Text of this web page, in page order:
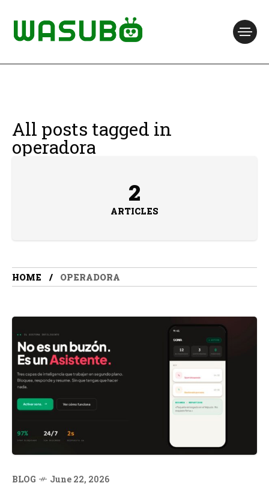
All posts tagged in
operadora
2
ARTICLES
HOME OPERADORA
BLOG June 22, 2026